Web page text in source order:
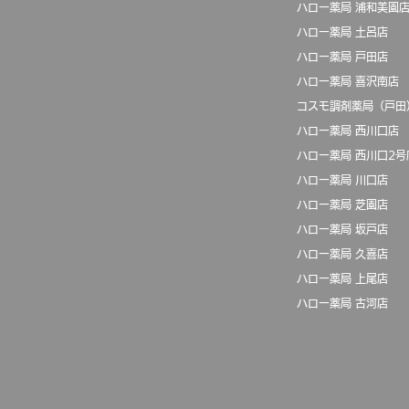
ハロー薬局 浦和美園店
ハロー薬局 土呂店
ハロー薬局 戸田店
​ハロー薬局 喜沢南店
コスモ調剤薬局（戸田
ハロー薬局 西川口店
ハロー薬局 西川口2号
ハロー薬局 川口店
ハロー薬局 芝園店
​ハロー薬局 坂戸店
​ハロー薬局 久喜店
​ハロー薬局 上尾店
​ハロー薬局 古河店